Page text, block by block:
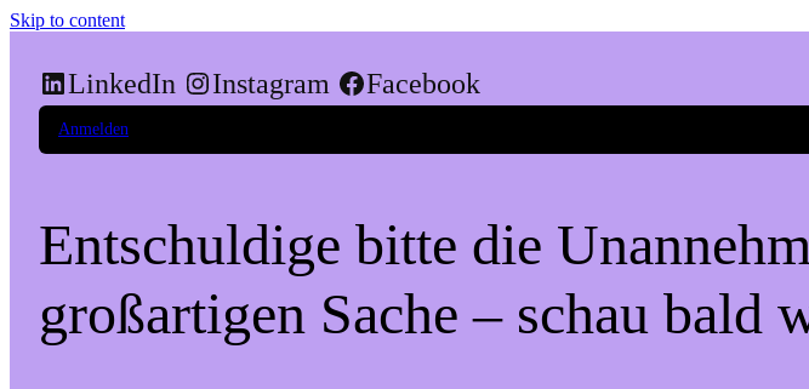
Skip to content
LinkedIn Instagram Facebook
Anmelden
Entschuldige bitte die
großartigen Sache – schau bald